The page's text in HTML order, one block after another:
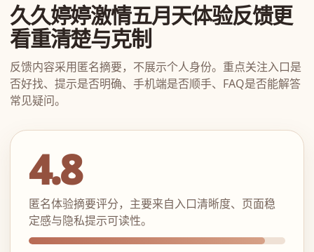
久久婷婷激情五月天体验反馈更
看重清楚与克制
反馈内容采用匿名摘要，不展示个人身份。重点关注入口是
否好找、提示是否明确、手机端是否顺手、FAQ是否能解答
常见疑问。
4.8
匿名体验摘要评分，主要来自入口清晰度、页面稳
定感与隐私提示可读性。